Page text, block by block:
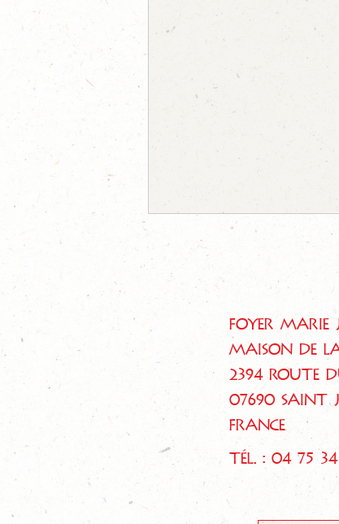
Un Mardi pour elle
Foyer Marie
Maison de
2394 route
07690 SAINT
FRANCE
Tél. : 04 75